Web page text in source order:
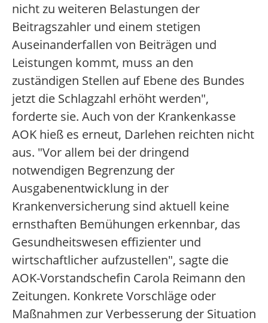
nicht zu weiteren Belastungen der
Beitragszahler und einem stetigen
Auseinanderfallen von Beiträgen und
Leistungen kommt, muss an den
zuständigen Stellen auf Ebene des Bundes
jetzt die Schlagzahl erhöht werden",
forderte sie. Auch von der Krankenkasse
AOK hieß es erneut, Darlehen reichten nicht
aus. "Vor allem bei der dringend
notwendigen Begrenzung der
Ausgabenentwicklung in der
Krankenversicherung sind aktuell keine
ernsthaften Bemühungen erkennbar, das
Gesundheitswesen effizienter und
wirtschaftlicher aufzustellen", sagte die
AOK-Vorstandschefin Carola Reimann den
Zeitungen. Konkrete Vorschläge oder
Maßnahmen zur Verbesserung der Situation